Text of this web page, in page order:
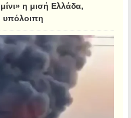
η μισή Ελλάδα,
υπόλοιπη